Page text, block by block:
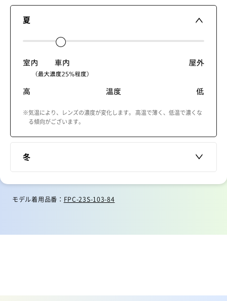
夏
※気温により、レンズの濃度が変化します。 高温で薄く、低温で濃くな
る傾向がございます。
冬
モデル着用品番： FPC-23S-103-84